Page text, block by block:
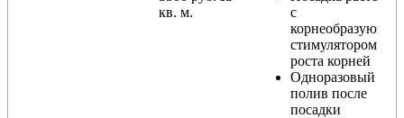
кв. м.
с
корнеобразующим
стимулятором
роста корней
Одноразовый
полив после
посадки